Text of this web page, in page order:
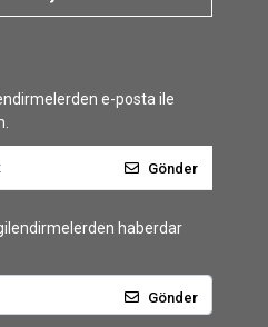
e-posta ile
Gönder
haberdar
Gönder